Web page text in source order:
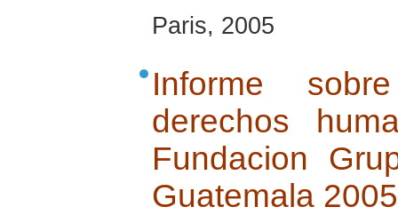
Paris, 2005
Informe
derechos
Fundacion
Guatemala 2005